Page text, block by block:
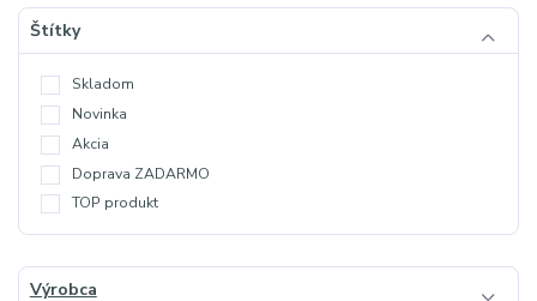
Štítky
Skladom
Novinka
Akcia
Doprava ZADARMO
TOP produkt
Výrobca